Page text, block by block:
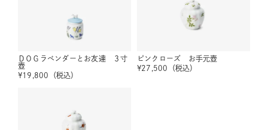
ＤＯＧラベンダーとお友達 ３寸
壺
¥19,800 （税込）
ピンクローズ お手元壺
¥27,500 （税込）